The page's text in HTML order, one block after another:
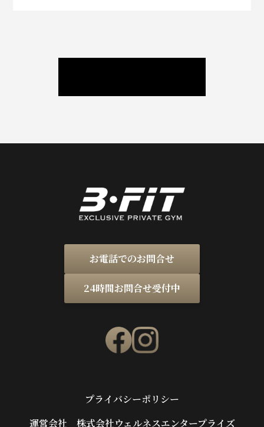
お電話でのお問合せ
24時間お問合せ受付中
プライバシーポリシー
運営会社 株式会社ウェルネスエンタープライズ